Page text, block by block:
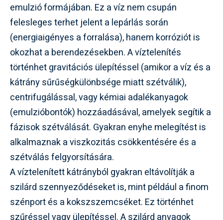
emulzió formájában. Ez a víz nem csupán
felesleges terhet jelent a lepárlás során
(energiaigényes a forralása), hanem korróziót is
okozhat a berendezésekben. A víztelenítés
történhet gravitációs ülepítéssel (amikor a víz és a
kátrány sűrűségkülönbsége miatt szétválik),
centrifugálással, vagy kémiai adalékanyagok
(emulzióbontók) hozzáadásával, amelyek segítik a
fázisok szétválását. Gyakran enyhe melegítést is
alkalmaznak a viszkozitás csökkentésére és a
szétválás felgyorsítására.
A víztelenített kátrányból gyakran eltávolítják a
szilárd szennyeződéseket is, mint például a finom
szénport és a kokszszemcséket. Ez történhet
szűréssel vagy ülepítéssel. A szilárd anyagok